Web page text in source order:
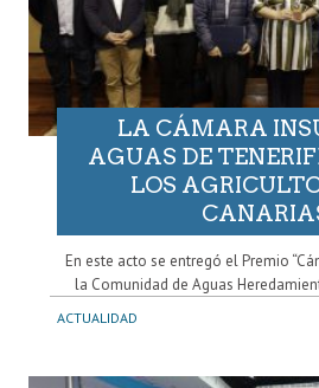
LA CÁMARA
AGUAS DE
LOS
En este acto se entregó el Premio
la Comunidad de Aguas
ACTUALIDAD